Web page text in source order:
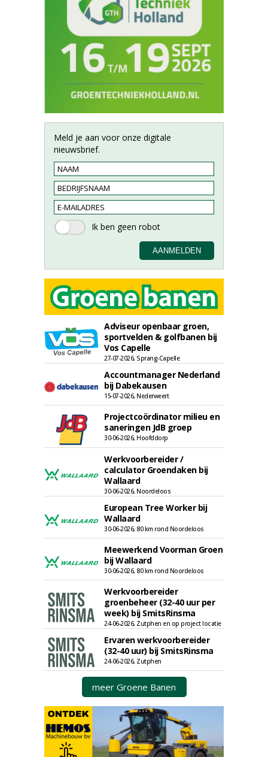
Meld je aan voor onze digitale
nieuwsbrief.
Adviseur openbaar groen,
sportvelden & golfbanen bij
Vos Capelle
27-07-2026, Sprang-Capelle
Accountmanager Nederland
bij Dabekausen
15-07-2026, Nederweert
Projectcoördinator milieu en
saneringen JdB groep
30-06-2026, Hoofddorp
Werkvoorbereider /
calculator Groendaken bij
Wallaard
30-06-2026, Noordeloos
European Tree Worker bij
Wallaard
30-06-2026, 80 km rond Noordeloos
Meewerkend Voorman Groen
bij Wallaard
30-06-2026, 80 km rond Noordeloos
Werkvoorbereider
groenbeheer (32-40 uur per
week) bij SmitsRinsma
24-06-2026, Zutphen en op project locatie
Ervaren werkvoorbereider
(32-40 uur) bij SmitsRinsma
24-06-2026, Zutphen
meer Groene Banen